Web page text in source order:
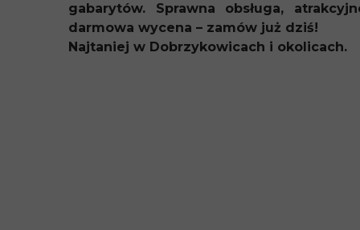
gabarytów. Sprawna obsługa,
darmowa wycena – zamów już dziś!
Najtaniej w Dobrzykowicach i okolicach.